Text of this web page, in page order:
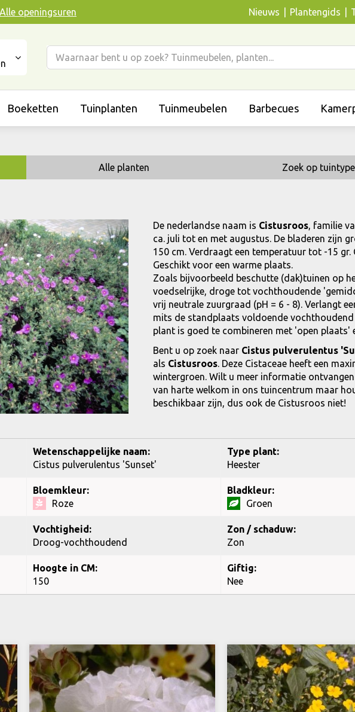
Alle openingsuren Nieuws Plantengids
Boeketten Tuinplanten Tuinmeubelen Barbecues
Alle planten Zoek op tuintype
De nederlandse naam is Cistusroos, familie
ca. juli tot en met augustus. De bladeren zijn
150 cm. Verdraagt een temperatuur tot -15
Geschikt voor een warme plaats.
Zoals bijvoorbeeld beschutte (dak)tuinen op
voedselrijke, droge tot vochthoudende
vrij neutrale zuurgraad (pH = 6 - 8). Verlangt
mits de standplaats voldoende
plant is goed te combineren met 'open
Bent u op zoek naar Cistus pulverulentus
als Cistusroos. Deze Cistaceae heeft een
wintergroen. Wilt u meer informatie
van harte welkom in ons tuincentrum maar
beschikbaar zijn, dus ook de Cistusroos niet!
Wetenschappelijke naam:
Cistus pulverulentus 'Sunset'
Type plant:
Heester
Bloemkleur:
Roze
Bladkleur:
Groen
Vochtigheid:
Droog-vochthoudend
Zon / schaduw:
Zon
Hoogte in CM:
150
Giftig:
Nee